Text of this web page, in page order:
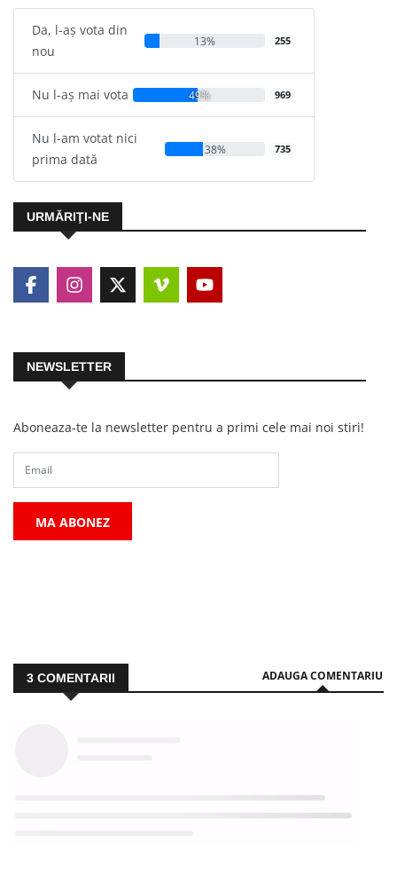
Da, l-aș vota din
nou
13% 255
Nu l-aș mai vota 49% 969
Nu l-am votat nici
prima dată
38% 735
URMĂRIŢI-NE
NEWSLETTER
Aboneaza-te la newsletter pentru a primi cele mai noi stiri!
MA ABONEZ
3 COMENTARII ADAUGA COMENTARIU